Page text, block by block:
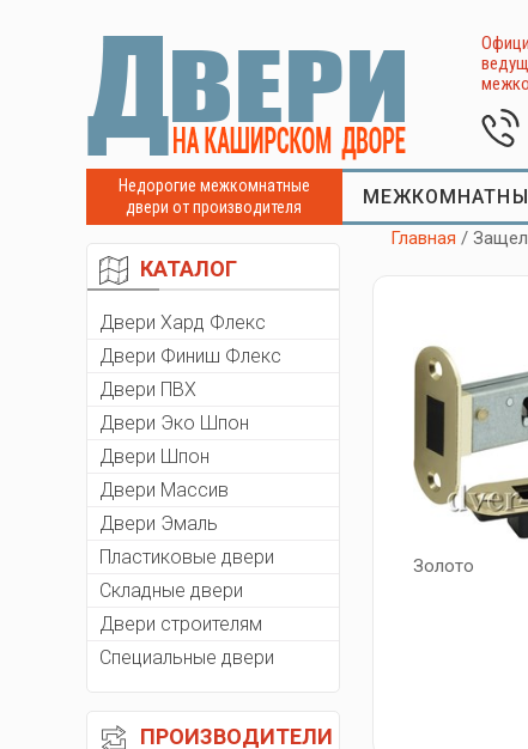
Недорогие межкомнатные
двери от производителя
КАТАЛОГ
Двери Хард Флекс
Двери Финиш Флекс
Двери ПВХ
Двери Эко Шпон
Двери Шпон
Двери Массив
Двери Эмаль
Пластиковые двери
Складные двери
Двери строителям
Специальные двери
ПРОИЗВОДИТЕЛИ
Главная /
Золото